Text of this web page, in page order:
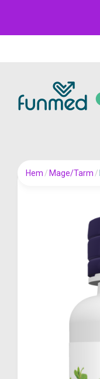
Hem / Mage/Tarm /